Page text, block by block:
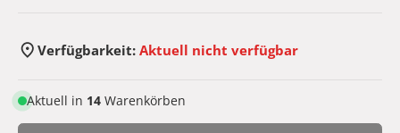
Verfügbarkeit: Aktuell nicht verfügbar
Aktuell in 14Warenkörben